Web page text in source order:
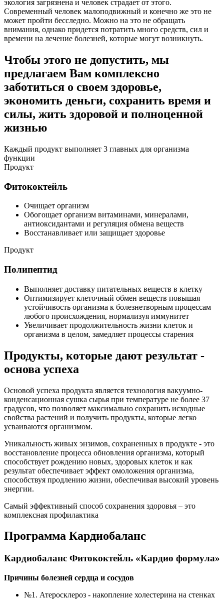
экология загрязнена и человек страдает от этого.
Современный человек малоподвижный и конечно же это не
может пройти бесследно. Можно на это не обращать
внимания, однако придется потратить много средств, сил и
времени на лечение болезней, которые могут возникнуть.
Чтобы этого не допустить, мы
предлагаем Вам комплексно
заботиться о своем здоровье,
экономить деньги, сохранить время и
силы, жить здоровой и полноценной
жизнью
Каждый продукт выполняет 3 главных для организма
функции
Продукт
Фитококтейль
Очищает организм
Обогощает организм витаминами, минералами,
антиоксидантами и регуляция обмена веществ
Восстанавливает или защищает здоровье
Продукт
Полипептид
Выполняет доставку питательных веществ в клетку
Оптимизирует клеточный обмен веществ повышая
устойчивость организма к болезнетворным процессам
любого происхождения, нормализуя иммунитет
Увеличивает продолжительность жизни клеток и
организма в целом, замедляет процессы старения
Продукты, которые дают результат -
основа успеха
Основой успеха продукта является технология вакуумно-
конденсационная сушка сырья при температуре не более 37
градусов, что позволяет максимально сохранить исходные
свойства растений и получить продукты, которые легко
усваиваются организмом.
Уникальность живых энзимов, сохраненных в продукте - это
восстановление процесса обновления организма, который
способствует рождению новых, здоровых клеток и как
результат обеспечивает эффект омоложения организма,
способствуя продлению жизни, обеспечивая высокий уровень
энергии.
Самый эффективный способ сохранения здоровья – это
комплексная профилактика
Программа Кардиобаланс
Кардиобаланс Фитококтейль «Кардио формула»
Причины болезней сердца и сосудов
№1. Атеросклероз - накопление холестерина на стенках